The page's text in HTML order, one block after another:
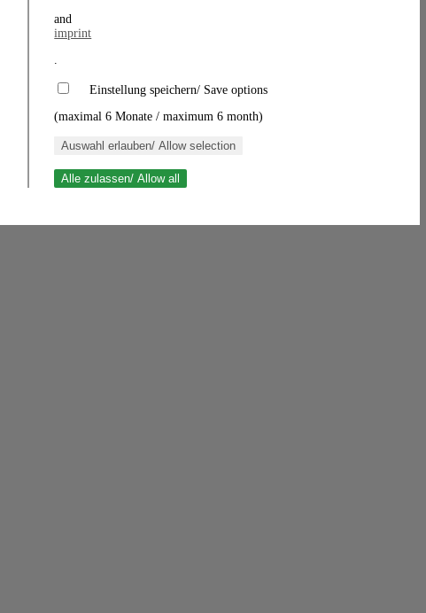
and
imprint
.
Einstellung speichern/ Save options
(maximal 6 Monate / maximum 6 month)
Auswahl erlauben/ Allow selection
Alle zulassen/ Allow all